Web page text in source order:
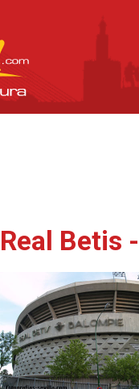
Real Betis